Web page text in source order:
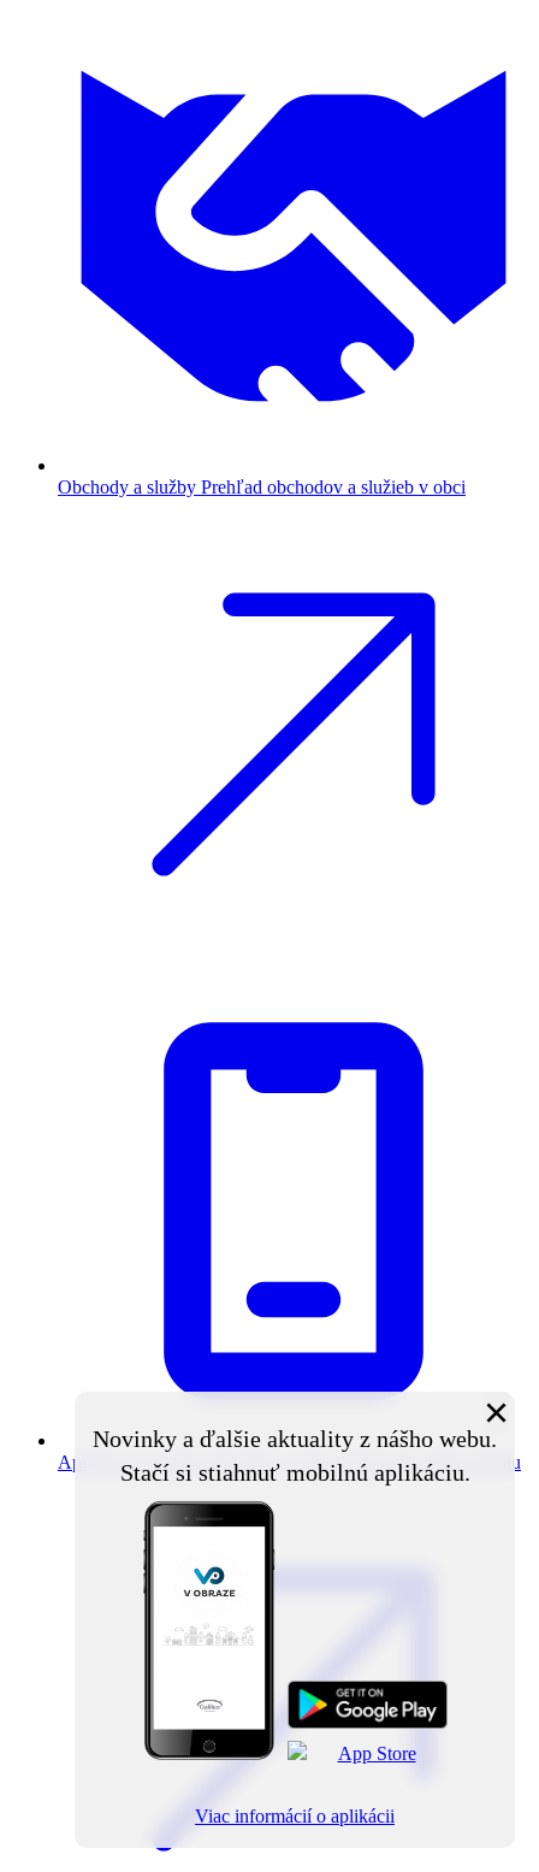
Obchody a služby Prehľad obchodov a služieb v obci
Aplikácia V obraze Novinky z obce priamo do vášho mobilu
Novinky a ďalšie aktuality z nášho webu.
Stačí si stiahnuť mobilnú aplikáciu.
×
Viac informácií o aplikácii